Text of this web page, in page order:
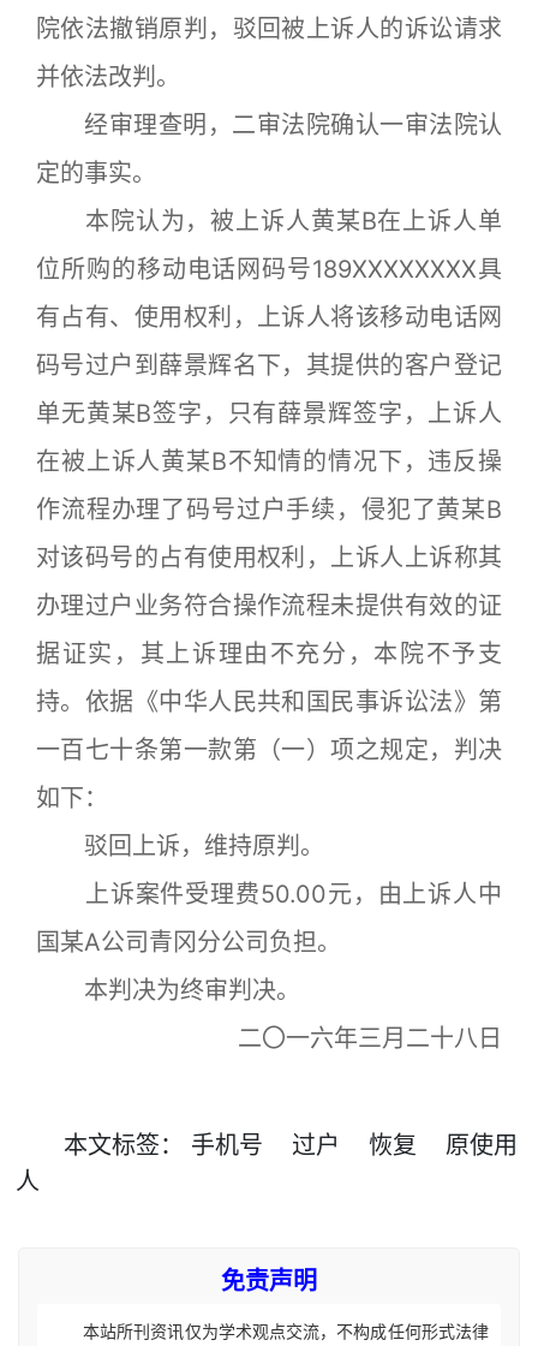
院依法撤销原判，驳回被上诉人的诉讼请求
并依法改判。
经审理查明，二审法院确认一审法院认
定的事实。
本院认为，被上诉人黄某B在上诉人单
位所购的移动电话网码号189XXXXXXXX具
有占有、使用权利，上诉人将该移动电话网
码号过户到薛景辉名下，其提供的客户登记
单无黄某B签字，只有薛景辉签字，上诉人
在被上诉人黄某B不知情的情况下，违反操
作流程办理了码号过户手续，侵犯了黄某B
对该码号的占有使用权利，上诉人上诉称其
办理过户业务符合操作流程未提供有效的证
据证实，其上诉理由不充分，本院不予支
持。依据《中华人民共和国民事诉讼法》第
一百七十条第一款第（一）项之规定，判决
如下：
驳回上诉，维持原判。
上诉案件受理费50.00元，由上诉人中
国某A公司青冈分公司负担。
本判决为终审判决。
二〇一六年三月二十八日
本文标签： 手机号 过户 恢复
原使用
人
免责声明
本站所刊资讯仅为学术观点交流，不构成任何形式法律